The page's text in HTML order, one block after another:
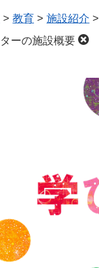
> 教育 > 施設紹介 >
ーの施設概要